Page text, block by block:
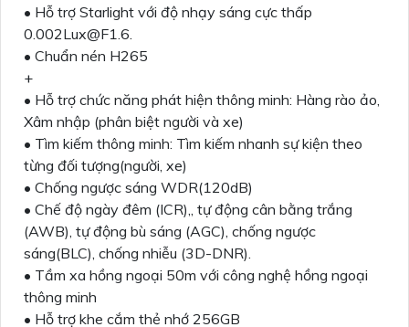
• Hỗ trợ Starlight với độ nhạy sáng cực thấp
0.002Lux@F1.6.
• Chuẩn nén H265
+
• Hỗ trợ chức năng phát hiện thông minh: Hàng rào ảo,
Xâm nhập (phân biệt người và xe)
• Tìm kiếm thông minh: Tìm kiếm nhanh sự kiện theo
từng đối tượng(người, xe)
• Chống ngược sáng WDR(120dB)
• Chế độ ngày đêm (ICR),, tự động cân bằng trắng
(AWB), tự động bù sáng (AGC), chống ngược
sáng(BLC), chống nhiễu (3D-DNR).
• Tầm xa hồng ngoại 50m với công nghệ hồng ngoại
thông minh
• Hỗ trợ khe cắm thẻ nhớ 256GB